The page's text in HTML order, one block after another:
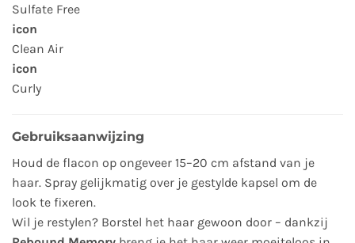
Sulfate Free
icon
Clean Air
icon
Curly
Gebruiksaanwijzing
Houd de flacon op ongeveer 15–20 cm afstand van je
haar. Spray gelijkmatig over je gestylde kapsel om de
look te fixeren.
Wil je restylen? Borstel het haar gewoon door – dankzij